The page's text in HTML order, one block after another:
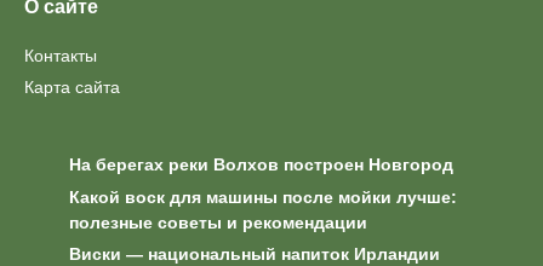
О сайте
Контакты
Карта сайта
На берегах реки Волхов построен Новгород
Какой воск для машины после мойки лучше:
полезные советы и рекомендации
Виски — национальный напиток Ирландии